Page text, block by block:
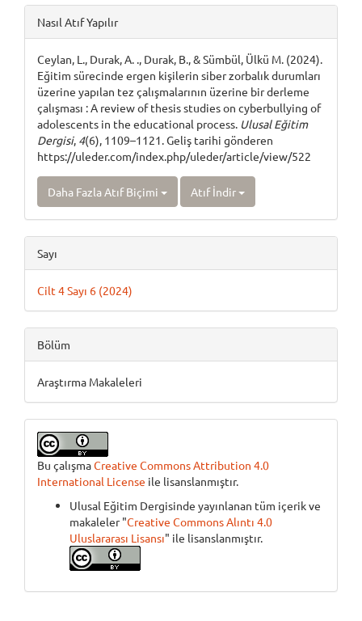
Article
Details
Nasıl Atıf Yapılır
Ceylan, L., Durak, A. ., Durak, B., & Sümbül, Ülkü M. (2024).
Eğitim sürecinde ergen kişilerin siber zorbalık durumları
üzerine yapılan tez çalışmalarının üzerine bir derleme
çalışması : A review of thesis studies on cyberbullying of
adolescents in the educational process. Ulusal Eğitim
Dergisi, 4(6), 1109–1121. Geliş tarihi gönderen
https://uleder.com/index.php/uleder/article/view/522
Daha Fazla Atıf Biçimi Atıf İndir
Sayı
Cilt 4 Sayı 6 (2024)
Bölüm
Araştırma Makaleleri
Bu çalışmaCreative Commons Attribution 4.0
International License ile lisanslanmıştır.
Ulusal Eğitim Dergisinde yayınlanan tüm içerik ve
makaleler "Creative Commons Alıntı 4.0
Uluslararası Lisansı" ile lisanslanmıştır.